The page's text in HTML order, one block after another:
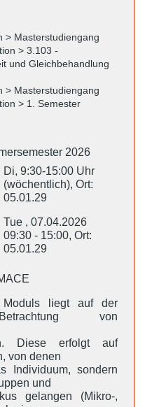
> Masterstudiengang
> 3.103 -
und Gleichbehandlung
> Masterstudiengang
> 1. Semester
2026
Di, 9:30-15:00 Uhr
(wöchentlich), Ort:
05.01.29
Tue , 07.04.2026
09:30 - 15:00, Ort:
05.01.29
liegt auf der
von
Diese erfolgt auf
von denen
Individuum, sondern
und
gelangen (Mikro-,